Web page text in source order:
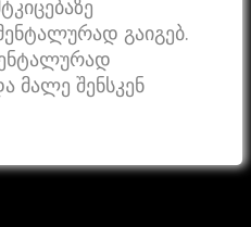
გაიგებ.
მალე შენსკენ